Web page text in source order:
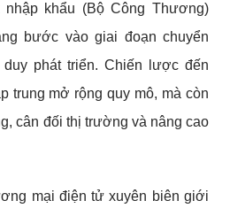
khẩu (Bộ Công Thương)
bước vào giai đoạn chuyển
phát triển. Chiến lược đến
trung mở rộng quy mô, mà còn
cân đối thị trường và nâng cao
mại điện tử xuyên biên giới